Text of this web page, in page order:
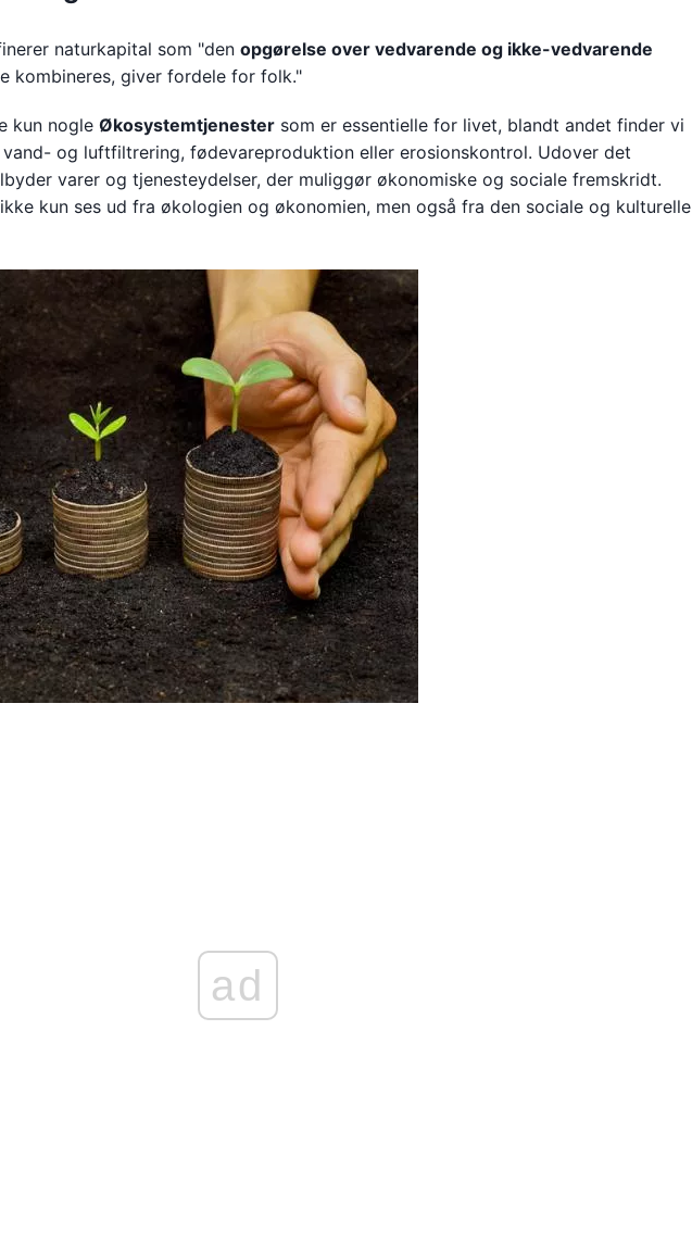
naturkapital som "den opgørelse over vedvarende og ikke-vedvarende
kombineres, giver fordele for folk."
kun nogle Økosystemtjenester som er essentielle for livet, blandt andet finder vi
og luftfiltrering, fødevareproduktion eller erosionskontrol. Udover det
varer og tjenesteydelser, der muliggør økonomiske og sociale fremskridt.
kun ses ud fra økologien og økonomien, men også fra den sociale og kulturelle
ad